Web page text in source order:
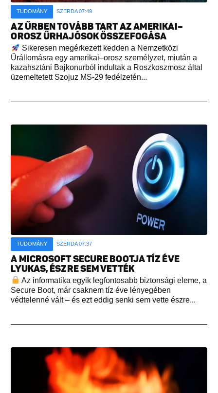
TUDOMÁNY SZERDA 07:49
AZ ŰRBEN TOVÁBB TART AZ AMERIKAI–
OROSZ ŰRHAJÓSOK ÖSSZEFOGÁSA
Sikeresen megérkezett kedden a Nemzetközi
Űrállomásra egy amerikai–orosz személyzet, miután a
kazahsztáni Bajkonurból indultak a Roszkoszmosz által
üzemeltetett Szojuz MS-29 fedélzetén...
TUDOMÁNY SZERDA 07:37
A MICROSOFT SECURE BOOTJA TÍZ ÉVE
LYUKAS, ÉSZRE SEM VETTÉK
Az informatika egyik legfontosabb biztonsági eleme, a
Secure Boot, már csaknem tíz éve lényegében
védtelenné vált – és ezt eddig senki sem vette észre...